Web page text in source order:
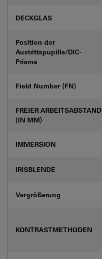
DECKGLAS
Position der
Austrittspupille/DIC-
Prisma
Field Number (FN)
FREIER ARBEITSABSTAND
(IN MM)
IMMERSION
IRISBLENDE
Vergrößerung
KONTRASTMETHODEN